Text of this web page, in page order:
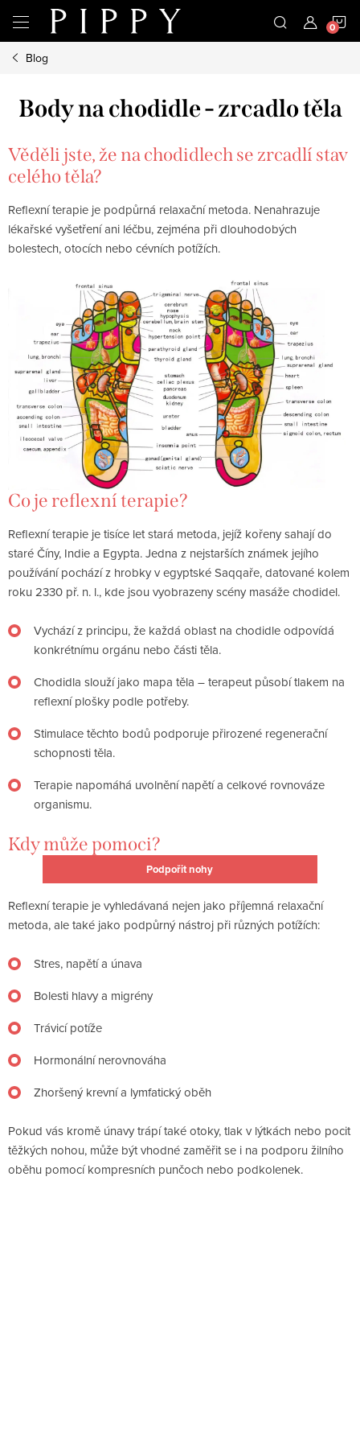
obsah
Blog
Body na chodidle - zrcadlo těla
Věděli jste, že na chodidlech se zrcadlí stav
celého těla?
Reflexní terapie je podpůrná relaxační metoda. Nenahrazuje
lékařské vyšetření ani léčbu, zejména při dlouhodobých
bolestech, otocích nebo cévních potížích.
Co je reflexní terapie?
Reflexní terapie je tisíce let stará metoda, jejíž kořeny sahají do
staré Číny, Indie a Egypta. Jedna z nejstarších známek jejího
používání pochází z hrobky v egyptské Saqqaře, datované kolem
roku 2330 př. n. l., kde jsou vyobrazeny scény masáže chodidel.
Vychází z principu, že každá oblast na chodidle odpovídá
konkrétnímu orgánu nebo části těla.
Chodidla slouží jako mapa těla – terapeut působí tlakem na
reflexní plošky podle potřeby.
Stimulace těchto bodů podporuje přirozené regenerační
schopnosti těla.
Terapie napomáhá uvolnění napětí a celkové rovnováze
organismu.
Kdy může pomoci?
Podpořit nohy
Reflexní terapie je vyhledávaná nejen jako příjemná relaxační
metoda, ale také jako podpůrný nástroj při různých potížích:
Stres, napětí a únava
Bolesti hlavy a migrény
Trávicí potíže
Hormonální nerovnováha
Zhoršený krevní a lymfatický oběh
Pokud vás kromě únavy trápí také otoky, tlak v lýtkách nebo pocit
těžkých nohou, může být vhodné zaměřit se i na podporu žilního
oběhu pomocí kompresních punčoch nebo podkolenek.